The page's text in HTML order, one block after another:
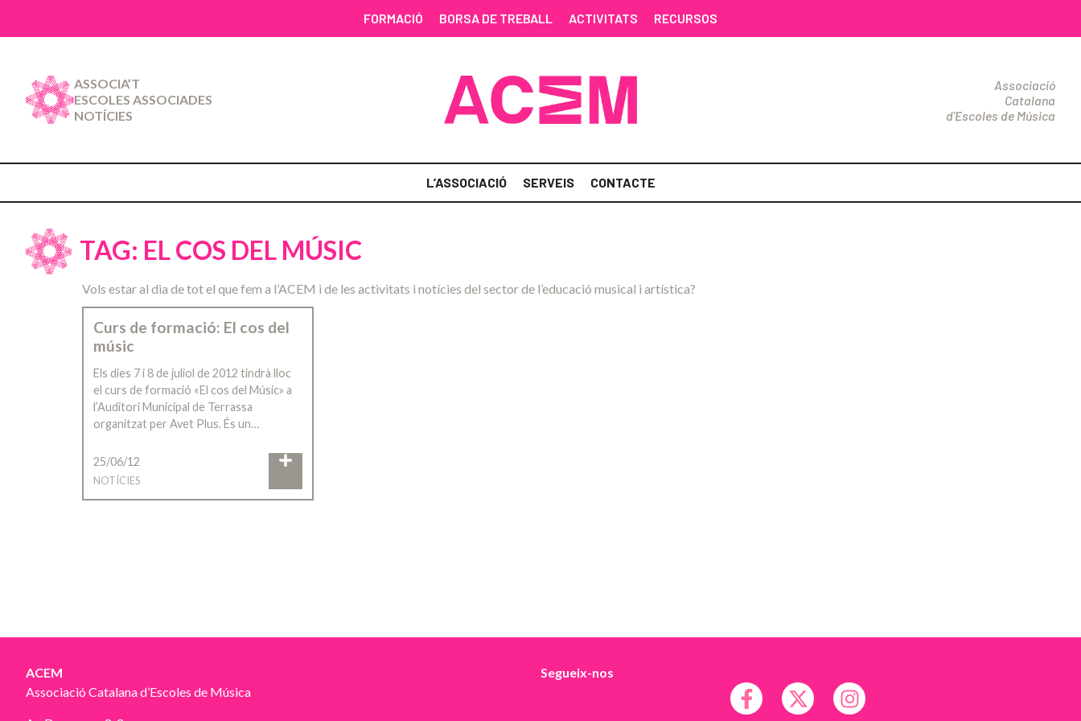
FORMACIÓ BORSA DE TREBALL ACTIVITATS RECURSOS
ASSOCIA’T
ESCOLES ASSOCIADES
NOTÍCIES
Associació
Catalana
d'Escoles de Música
L’ASSOCIACIÓ SERVEIS CONTACTE
TAG: EL COS DEL MÚSIC
Vols estar al dia de tot el que fem a l’ACEM i de les activitats i notícies del sector de l’educació musical i artística?
Curs de formació: El cos del
músic
Els dies 7 i 8 de juliol de 2012 tindrà lloc
el curs de formació «El cos del Músic» a
l’Auditori Municipal de Terrassa
organitzat per Avet Plus. És un…
25/06/12
NOTÍCIES
ACEM
Associació Catalana d’Escoles de Música
Segueix-nos